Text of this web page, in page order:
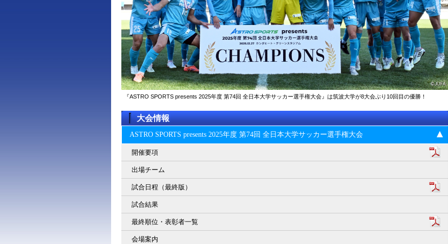
『ASTRO SPORTS presents 2025年度 第74回 全⽇本⼤学サッカー選⼿権⼤会』は筑波大学が8大会ぶり10回目の優勝！
大会情報
ASTRO SPORTS presents 2025年度 第74回 全⽇本⼤学サッカー選⼿権⼤会
開催要項
出場チーム
試合日程（最終版）
試合結果
最終順位・表彰者一覧
会場案内